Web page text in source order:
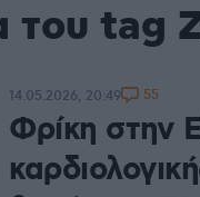
tag
Φρίκη στην
14.05.2026, 20:49 55